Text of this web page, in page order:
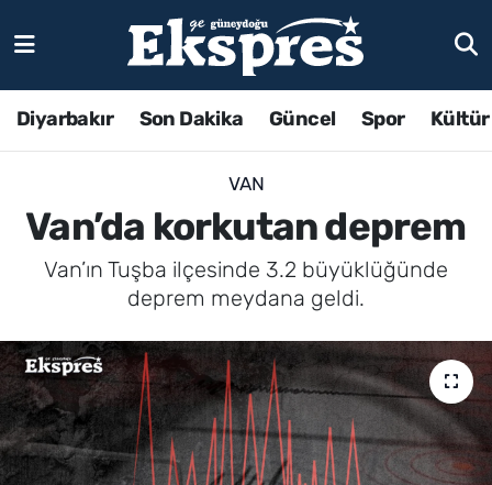
Diyarbakır Son Dakika Güncel Spor
VAN
Van’da korkutan deprem
Van’ın Tuşba ilçesinde 3.2 büyüklüğünde
deprem meydana geldi.